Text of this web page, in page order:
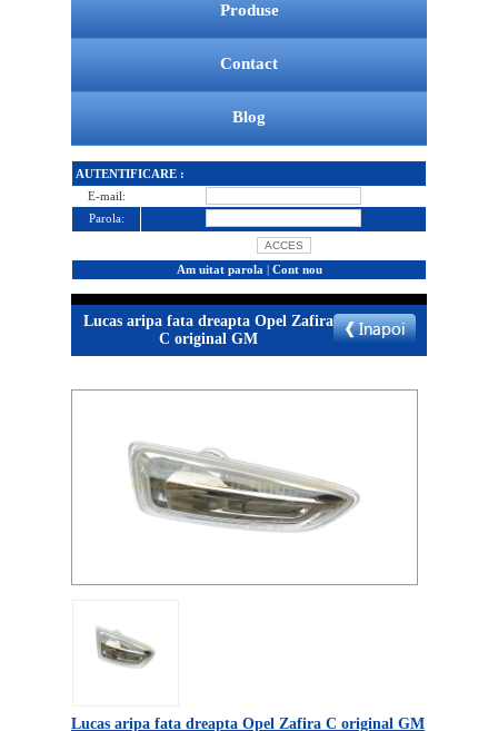
Produse
Contact
Blog
AUTENTIFICARE :
E-mail:
Parola:
Am uitat parola | Cont nou
Lucas aripa fata dreapta Opel Zafira
C original GM
Lucas aripa fata dreapta Opel Zafira C original GM